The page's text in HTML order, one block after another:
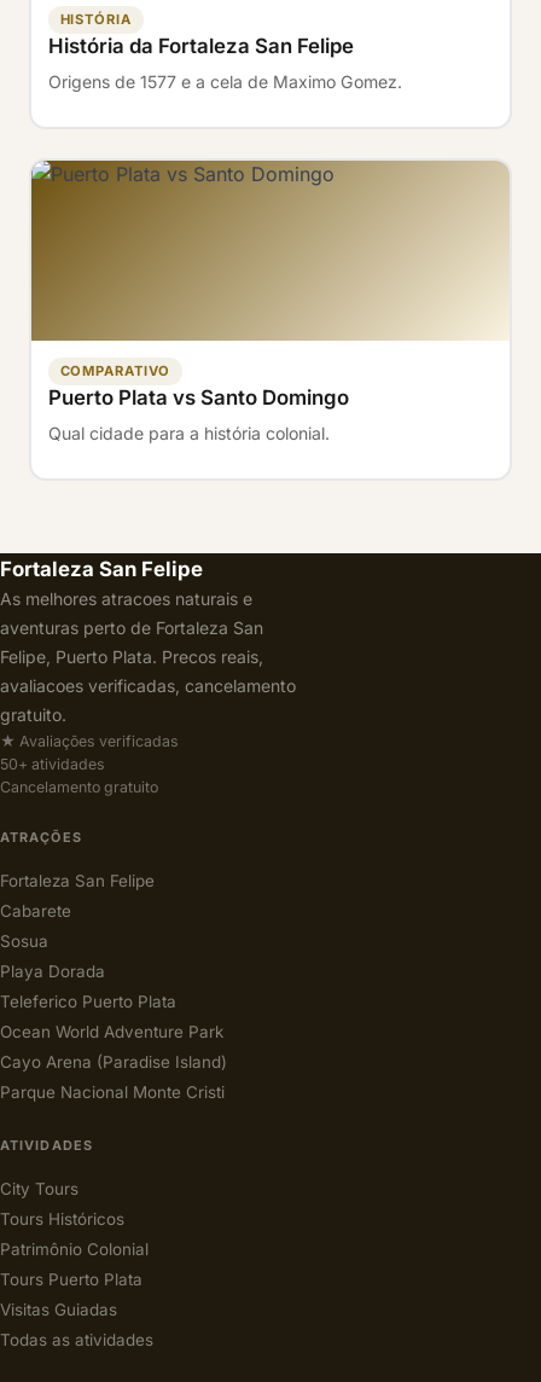
HISTÓRIA
História da Fortaleza San Felipe
Origens de 1577 e a cela de Maximo Gomez.
COMPARATIVO
Puerto Plata vs Santo Domingo
Qual cidade para a história colonial.
Fortaleza San Felipe
As melhores atracoes naturais e
aventuras perto de Fortaleza San
Felipe, Puerto Plata. Precos reais,
avaliacoes verificadas, cancelamento
gratuito.
★ Avaliações verificadas
50+ atividades
Cancelamento gratuito
ATRAÇÕES
Fortaleza San Felipe
Cabarete
Sosua
Playa Dorada
Teleferico Puerto Plata
Ocean World Adventure Park
Cayo Arena (Paradise Island)
Parque Nacional Monte Cristi
ATIVIDADES
City Tours
Tours Históricos
Patrimônio Colonial
Tours Puerto Plata
Visitas Guiadas
Todas as atividades